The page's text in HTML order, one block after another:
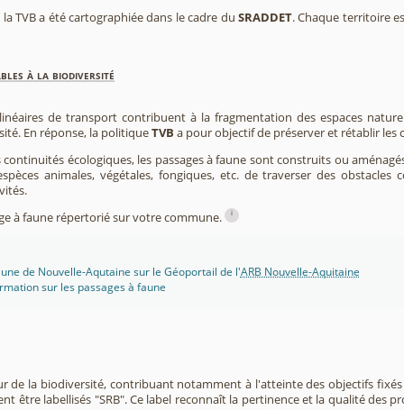
TVB a été cartographiée dans le cadre du SRADDET. Chaque territoire
à la biodiversité
de transport contribuent à la fragmentation des espaces
En réponse, la politiqueTVB a pour objectif de préserver et rétablir les
écologiques, les passages à faune sont construits ou
animales, végétales, fongiques, etc. de traverser des
à faune répertorié sur votre commune.
i
de Nouvelle-Aqutaine sur le Géoportail de l'ARB Nouvelle-Aquitaine
sur les passages à faune
de la biodiversité, contribuant notamment à l'atteinte des objectifs fixés
être labellisés "SRB". Ce label reconnaît la pertinence et la qualité des